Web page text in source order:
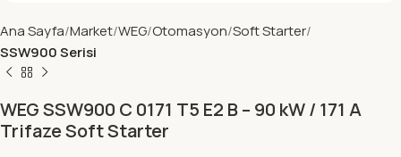
Ana Sayfa Market WEG Otomasyon Soft Starter
SSW900 Serisi
WEG SSW900 C 0171 T5 E2 B – 90 kW / 171 A
Trifaze Soft Starter